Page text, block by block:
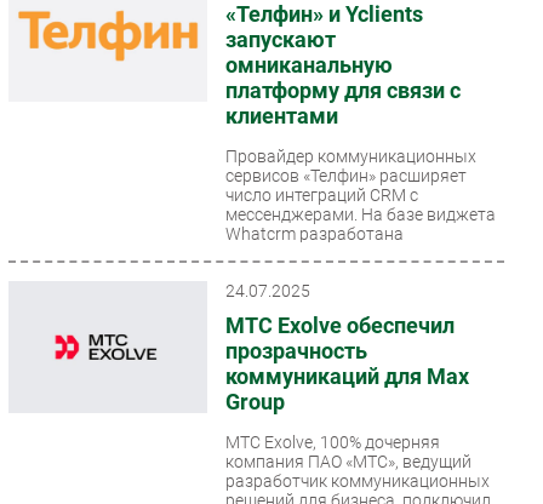
«Телфин» и Yclients
запускают
омниканальную
платформу для связи с
клиентами
Провайдер коммуникационных
сервисов «Телфин» расширяет
число интеграций CRM с
мессенджерами. На базе виджета
Whatcrm разработана
24.07.2025
МТС Exolve обеспечил
прозрачность
коммуникаций для Max
Group
МТС Exolve, 100% дочерняя
компания ПАО «МТС», ведущий
разработчик коммуникационных